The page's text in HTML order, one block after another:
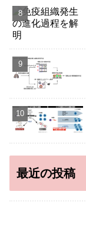
最近の投稿